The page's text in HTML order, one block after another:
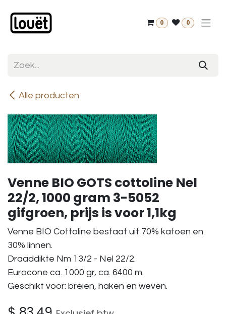
0 0
Alle producten
Venne BIO GOTS cottoline Nel
22/2, 1000 gram 3-5052
gifgroen, prijs is voor 1,1kg
Venne BIO Cottoline bestaat uit 70% katoen en
30% linnen.
Draaddikte Nm 13/2 - Nel 22/2.
Eurocone ca. 1000 gr, ca. 6400 m.
Geschikt voor: breien, haken en weven.